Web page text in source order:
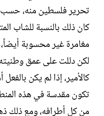
تحرير فلسطين منه، حسب
كان ذلك بالنسبة للشاب
مغامرة غير محسوبة أيضاً،
لكن دللت على عمق
كالأمير، إذا لم يكن
تكون مقدسة في هذه
من كل أطرافه، ومع ذلك